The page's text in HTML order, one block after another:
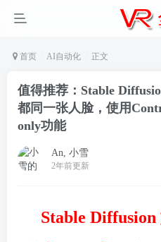
首页 AI自动化 正文
值得推荐：Stable
都同一张人脸，使用
only功能
An, 小雪
2年前更新
Stable